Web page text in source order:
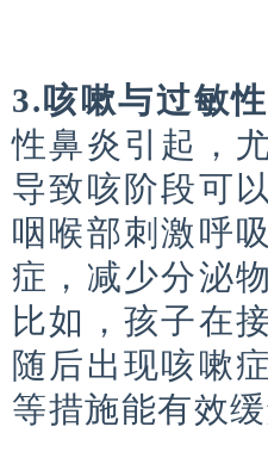
3.咳嗽与过敏
性鼻炎引起，
导致咳阶段可
咽喉部刺激呼
症，减少分泌
比如，孩子在
随后出现咳嗽
等措施能有效缓